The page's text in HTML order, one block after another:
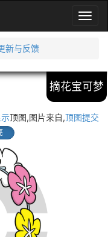
新与反馈
摘花宝可梦
示顶图,图片来自,顶图提交